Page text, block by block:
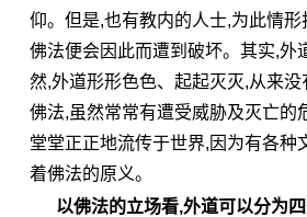
仰。但是,也有教内的人士,为此情形
佛法便会因此而遭到破坏。其实,外
然,外道形形色色、起起灭灭,从来
佛法,虽然常常有遭受威胁及灭亡的
堂堂正正地流传于世界,因为有各种
着佛法的原义。
以佛法的立场看,外道可以分为